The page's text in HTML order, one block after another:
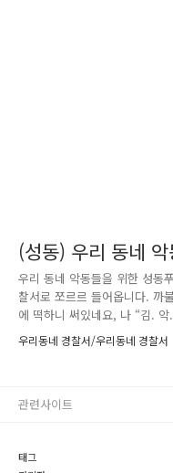
(성동) 우리 동네
우리 동네 악동들을 위한 성동
찰서로 쪼르르 들어옵니다. 까
에 떡하니 써있네요, 나 “김.
육청 그리고 서울시 학생교육
의 악동들을 대상으로 다양한
찰체험, 심리검사, 미술치료,
우리동네 경찰서/우리동네 경찰서
태그
관련사이트